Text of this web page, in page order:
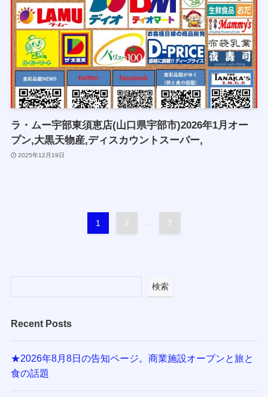
ラ・ムー宇部東須恵店(山口県宇部市)2026年1月オー
プン,大黒天物産,ディスカウントスーパー,
2025年12月19日
1 2 ... 7
検索
Recent Posts
★2026年8月8日の告知ページ。商業施設オープンと旅と
食の話題